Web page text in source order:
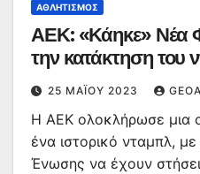
ΑΘΛΗΤΙΣΜΌΣ
ΑΕΚ: «Κάηκε» Νέα
την κατάκτηση
25 ΜΑΪ́ΟΥ 2023
Η ΑΕΚ ολοκλήρωσε μια
ένα ιστορικό νταμπλ,
Ένωσης να έχουν